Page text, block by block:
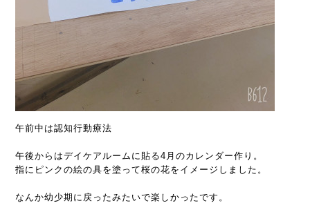
午前中は認知行動療法
午後からはデイケアルームに貼る4月のカレンダー作り。
指にピンクの絵の具を塗って桜の花をイメージしました。
なんか幼少期に戻ったみたいで楽しかったです。